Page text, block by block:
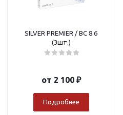
SILVER PREMIER / BC 8.6
(3шт.)
от 2 100 ₽
Подробнее